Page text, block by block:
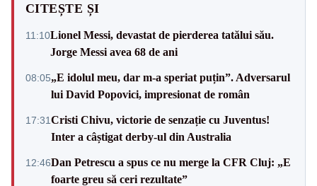
CITEȘTE ȘI
11:10Lionel Messi, devastat de pierderea tatălui său.
Jorge Messi avea 68 de ani
08:05„E idolul meu, dar m-a speriat puțin”. Adversarul
lui David Popovici, impresionat de român
17:31Cristi Chivu, victorie de senzație cu Juventus!
Inter a câștigat derby-ul din Australia
12:46Dan Petrescu a spus ce nu merge la CFR Cluj: „E
foarte greu să ceri rezultate”